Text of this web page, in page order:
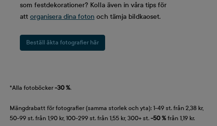
som festdekorationer? Kolla även in våra tips för
att organisera dina foton och tämja bildkaoset.
Beställ äkta fotografier här
*Alla fotoböcker -30 %.
Mängdrabatt för fotografier (samma storlek och yta): 1-49 st. från 2,38 kr,
50-99 st. från 1,90 kr, 100-299 st. från 1,55 kr, 300+ st. -50 % från 1,19 kr.